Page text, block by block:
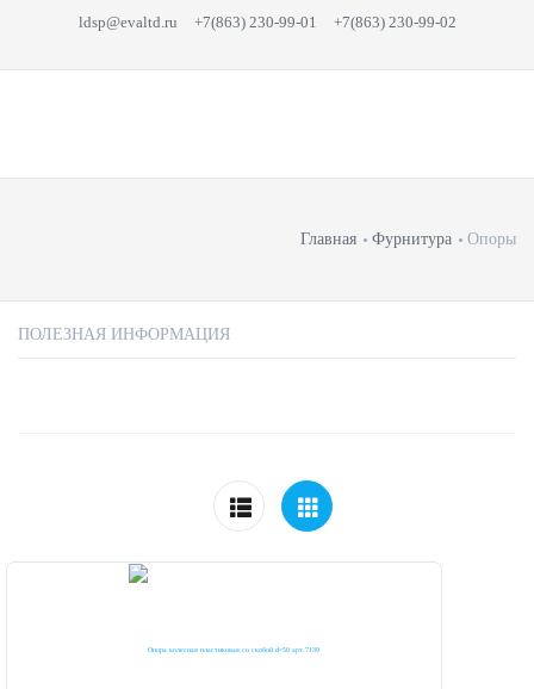
ldsp@evaltd.ru +7(863) 230-99-01 +7(863) 230-99-02
Главная Фурнитура Опоры
ПОЛЕЗНАЯ ИНФОРМАЦИЯ